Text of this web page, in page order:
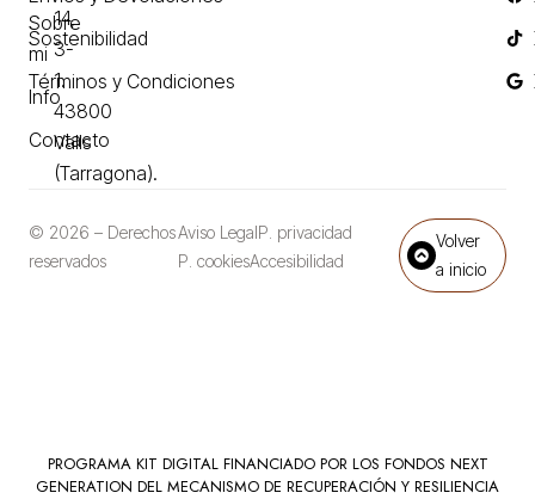
14,
3-
1.
43800
Valls
(Tarragona).
Sobre
mi
Info
Contacto
Sostenibilidad
Términos y Condiciones
© 2026 – Derechos
reservados
Aviso LegalP. privacidad
P. cookiesAccesibilidad
Volver
a inicio
PROGRAMA KIT DIGITAL FINANCIADO POR LOS FONDOS NEXT
GENERATION DEL MECANISMO DE RECUPERACIÓN Y RESILIENCIA